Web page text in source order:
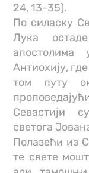
24, 13-35).
По силаску
Лука
Антиохију,
том путу
Севастији
светога
Полазећи из
те свете